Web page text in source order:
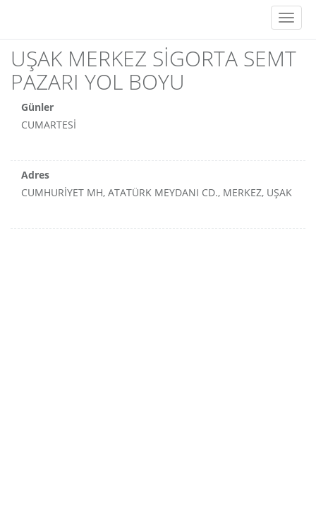
Toggle
UŞAK MERKEZ SİGORTA SEMT
PAZARI YOL BOYU
Günler
CUMARTESİ
Adres
CUMHURİYET MH, ATATÜRK MEYDANI CD., MERKEZ, UŞAK